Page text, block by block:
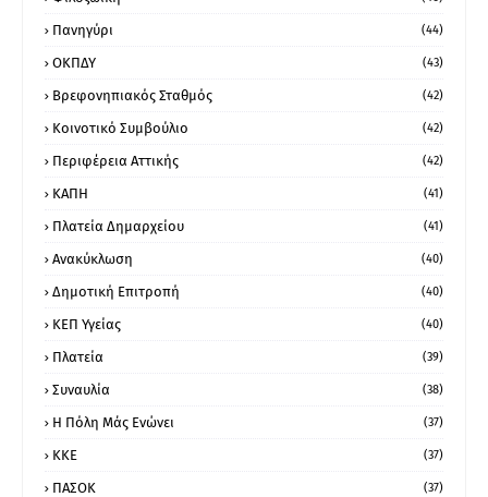
Πανηγύρι (44)
ΟΚΠΔΥ (43)
Βρεφονηπιακός Σταθμός (42)
Κοινοτικό Συμβούλιο (42)
Περιφέρεια Αττικής (42)
ΚΑΠΗ (41)
Πλατεία Δημαρχείου (41)
Ανακύκλωση (40)
Δημοτική Επιτροπή (40)
ΚΕΠ Υγείας (40)
Πλατεία (39)
Συναυλία (38)
Η Πόλη Μάς Ενώνει (37)
ΚΚΕ (37)
ΠΑΣΟΚ (37)